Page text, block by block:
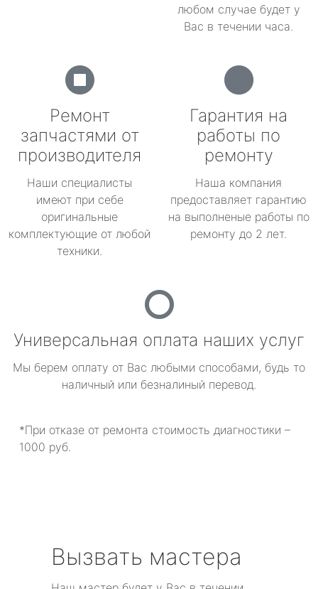
любом случае будет у
Вас в течении часа.
Ремонт
запчастями от
производителя
Наши специалисты
имеют при себе
оригинальные
комплектующие от любой
техники.
Гарантия на
работы по
ремонту
Наша компания
предоставляет гарантию
на выполненые работы по
ремонту до 2 лет.
Универсальная оплата наших услуг
Мы берем оплату от Вас любыми способами, будь то
наличный или безналиный перевод.
*При отказе от ремонта стоимость диагностики –
1000 руб.
Вызвать мастера